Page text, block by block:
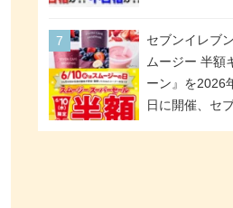
合格「金のハ
グ」。満場一
は6商品、合格
品。TVerでの
セブンイレブ
ムージー 半額
ーン』を2026
日に開催、セ